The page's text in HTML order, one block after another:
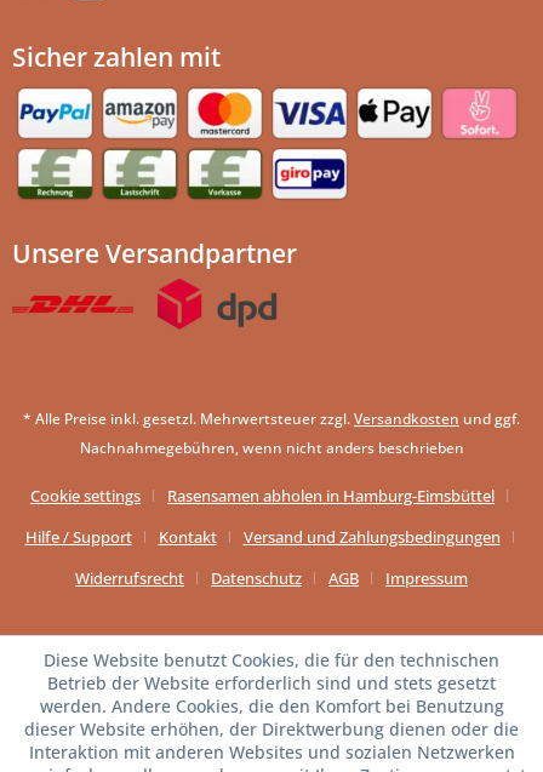
Sicher zahlen mit
Unsere Versandpartner
* Alle Preise inkl. gesetzl. Mehrwertsteuer zzgl.Versandkosten und ggf.
Nachnahmegebühren, wenn nicht anders beschrieben
Cookie settings
Rasensamen abholen in Hamburg-Eimsbüttel
Hilfe / Support
Kontakt
Versand und Zahlungsbedingungen
Widerrufsrecht
Datenschutz AGB Impressum
Diese Website benutzt Cookies, die für den technischen
Betrieb der Website erforderlich sind und stets gesetzt
werden. Andere Cookies, die den Komfort bei Benutzung
dieser Website erhöhen, der Direktwerbung dienen oder die
Interaktion mit anderen Websites und sozialen Netzwerken